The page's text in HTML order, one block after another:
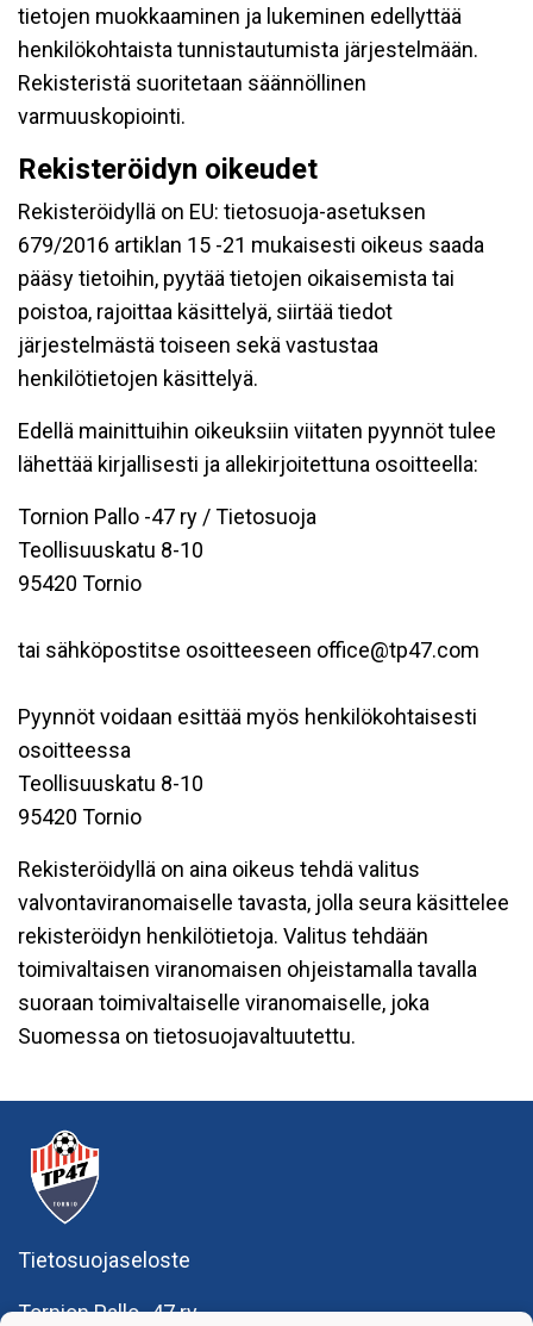
tietojen muokkaaminen ja lukeminen edellyttää
henkilökohtaista tunnistautumista järjestelmään.
Rekisteristä suoritetaan säännöllinen
varmuuskopiointi.
Rekisteröidyn oikeudet
Rekisteröidyllä on EU: tietosuoja-asetuksen
679/2016 artiklan 15 -21 mukaisesti oikeus saada
pääsy tietoihin, pyytää tietojen oikaisemista tai
poistoa, rajoittaa käsittelyä, siirtää tiedot
järjestelmästä toiseen sekä vastustaa
henkilötietojen käsittelyä.
Edellä mainittuihin oikeuksiin viitaten pyynnöt tulee
lähettää kirjallisesti ja allekirjoitettuna osoitteella:
Tornion Pallo -47 ry / Tietosuoja
Teollisuuskatu 8-10
95420 Tornio
tai sähköpostitse osoitteeseen office@tp47.com
Pyynnöt voidaan esittää myös henkilökohtaisesti
osoitteessa
Teollisuuskatu 8-10
95420 Tornio
Rekisteröidyllä on aina oikeus tehdä valitus
valvontaviranomaiselle tavasta, jolla seura käsittelee
rekisteröidyn henkilötietoja. Valitus tehdään
toimivaltaisen viranomaisen ohjeistamalla tavalla
suoraan toimivaltaiselle viranomaiselle, joka
Suomessa on tietosuojavaltuutettu.
Tietosuojaseloste
Tornion Pallo -47 ry